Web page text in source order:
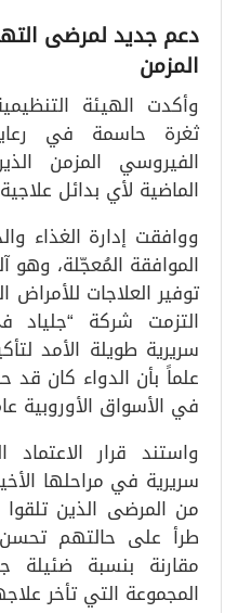
دعم جديد لمرضى
المزمن
وأكدت الهيئة
ثغرة حاسمة في
الفيروسي المزمن
الماضية لأي بدائل
ووافقت إدارة الغذاء
الموافقة المُعجّلة، وهو
توفير العلاجات للأمراض
التزمت شركة “جلياد
سريرية طويلة الأمد
علماً بأن الدواء كان
في الأسواق الأوروبية عام
واستند قرار
من المرضى الذين
المجموعة التي تأخر